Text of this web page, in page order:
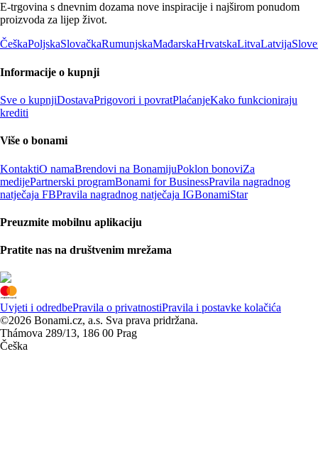
E-trgovina s dnevnim dozama nove inspiracije i najširom ponudom
proizvoda za lijep život.
ČeškaPoljskaSlovačkaRumunjskaMađarskaHrvatskaLitvaLatvija
Informacije o kupnji
Sve o kupnjiDostavaPrigovori i povratPlaćanjeKako funkcioniraju
krediti
Više o bonami
KontaktiO namaBrendovi na BonamijuPoklon bonoviZa
medijePartnerski programBonami for BusinessPravila nagradnog
natječaja FBPravila nagradnog natječaja IGBonamiStar
Preuzmite mobilnu aplikaciju
Pratite nas na društvenim mrežama
Uvjeti i odredbePravila o privatnostiPravila i postavke kolačića
©2026 Bonami.cz, a.s. Sva prava pridržana.
Thámova 289/13, 186 00 Prag
Češka